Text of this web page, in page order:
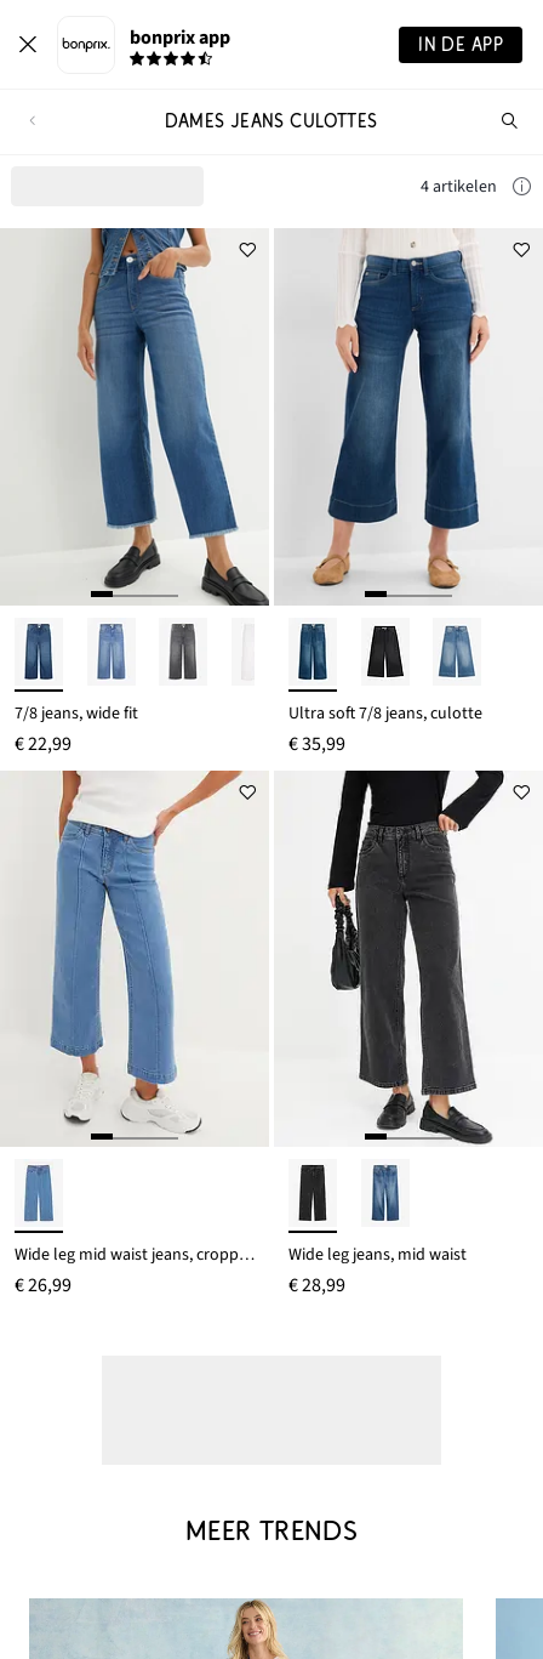
bonprix app IN DE APP
je?
DAMES JEANS CULOTTES
4 artikelen
7/8 jeans, wide fit
€ 22,99
Ultra soft 7/8 jeans, culotte
€ 35,99
Wide leg mid waist jeans, cropped
€ 26,99
Wide leg jeans, mid waist
€ 28,99
MEER TRENDS